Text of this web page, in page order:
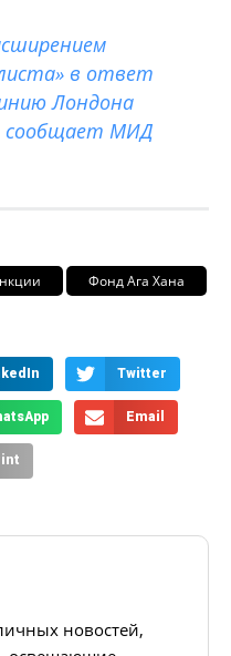
в ответ
Лондона
сообщает МИД
Фонд Ага Хана
Twitter
Email
новостей,